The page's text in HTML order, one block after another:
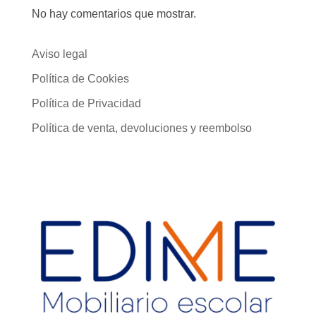
No hay comentarios que mostrar.
Aviso legal
Política de Cookies
Política de Privacidad
Política de venta, devoluciones y reembolso